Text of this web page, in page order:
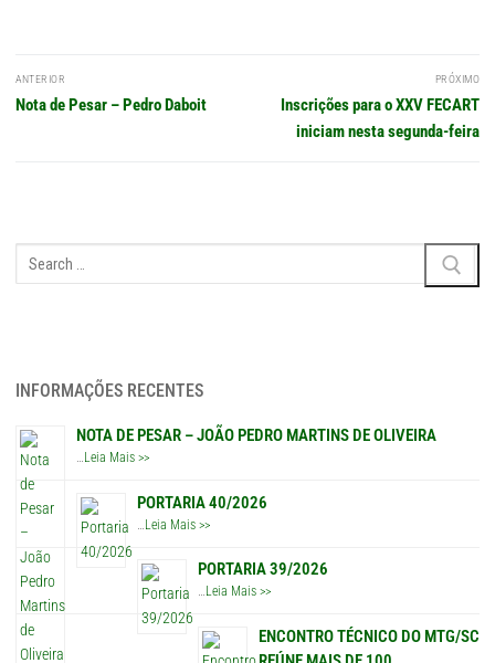
Navegação
de
ANTERIOR
Post
Nota de Pesar – Pedro Daboit
PRÓXIMO
Próximo
post:
Inscrições para o XXV FECART
iniciam nesta segunda-feira
Pesquisar
por:
INFORMAÇÕES RECENTES
NOTA DE PESAR – JOÃO PEDRO MARTINS DE OLIVEIRA
…Leia Mais >>
PORTARIA 40/2026
Leia Mais >>
PORTARIA 39/2026
…Leia Mais >>
ENCONTRO TÉCNICO DO MTG/SC